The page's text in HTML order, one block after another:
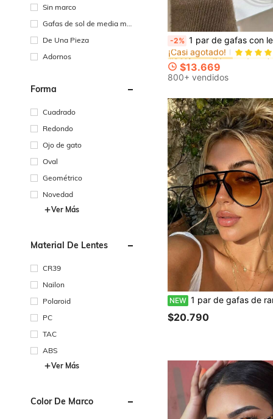
Sin marco
Gafas de sol de media mon
De Una Pieza
Adornos
Forma
Cuadrado
Redondo
Ojo de gato
Oval
Geométrico
Novedad
Ver Más
Material De Lentes
CR39
Nailon
Polaroid
PC
TAC
ABS
Ver Más
Color De Marco
-2% 1 par de gafas con lentes fotocromáticos unisex - Lentes transparentes, montura metálica semirrímless ovalada - Alivian la fatiga ocular causada por computadoras,
#2 Más vendidos
¡Casi agotado!
#2 Más vendidos
¡Casi agotado!
#2 Más vendidos
¡Casi agotado!
#2 Más vendidos
¡Casi agotado!
$13.669
800+ vendidos
NEW 1 par de gafas de rana de doble viga, estilo europeo y americano Y2K, gafas de moda sexy, gafas elegantes de alta gama, adecuadas para uso
$20.790